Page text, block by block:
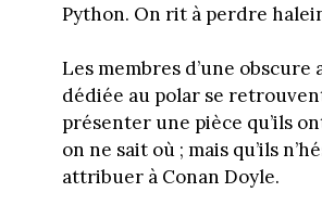
Python. On rit à perdre
Les membres d’une obscure
dédiée au polar se
présenter une pièce qu’ils
on ne sait où ; mais qu’ils
attribuer à Conan Doyle.